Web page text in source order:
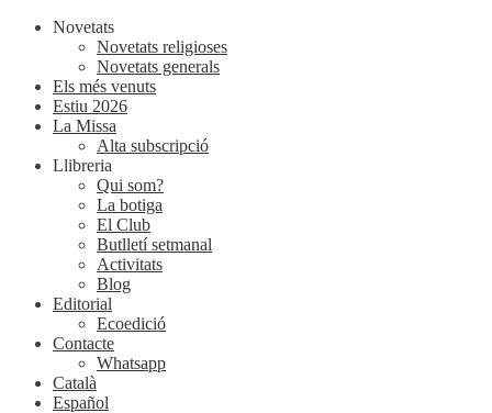
Novetats
Novetats religioses
Novetats generals
Els més venuts
Estiu 2026
La Missa
Alta subscripció
Llibreria
Qui som?
La botiga
El Club
Butlletí setmanal
Activitats
Blog
Editorial
Ecoedició
Contacte
Whatsapp
Català
Español